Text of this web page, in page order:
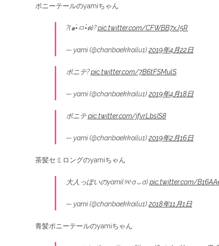
ポニーテールのyamiちゃん
?(๑•̀ㅁ•́ฅ)?pic.twitter.com/CFWBB7xJ5R
— yami (@chanbaekkailu1)2019年4月22日
ポニテ?pic.twitter.com/7B6tFSMulS
— yami (@chanbaekkailu1)2019年4月18日
ポニテpic.twitter.com/jfvrLbsIS8
— yami (@chanbaekkailu1)2019年2月16日
茶髪セミロングのyamiちゃん
大人っぽいのyami(୨୧ ơ ᴗ ơ)pic.twitter.com/
— yami (@chanbaekkailu1)2018年11月1日
青髪ポニーテールのyamiちゃん